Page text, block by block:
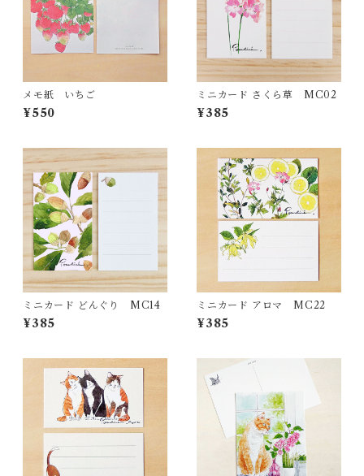
メモ紙 いちご
¥550
ミニカード さくら草 MC02
¥385
ミニカード どんぐり MC14
¥385
ミニカード アロマ MC22
¥385